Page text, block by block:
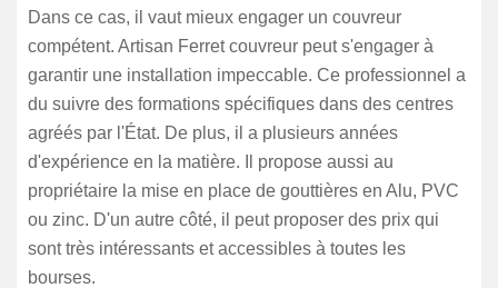
Dans ce cas, il vaut mieux engager un couvreur
compétent. Artisan Ferret couvreur peut s'engager à
garantir une installation impeccable. Ce professionnel a
du suivre des formations spécifiques dans des centres
agréés par l'État. De plus, il a plusieurs années
d'expérience en la matière. Il propose aussi au
propriétaire la mise en place de gouttières en Alu, PVC
ou zinc. D'un autre côté, il peut proposer des prix qui
sont très intéressants et accessibles à toutes les
bourses.